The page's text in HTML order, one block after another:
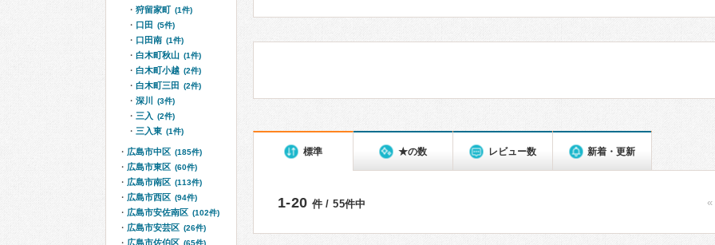
標準 ★の数 レビュー数 新着・更新
1-20 件 / 55件中
狩留家町 (1件)
口田 (5件)
口田南 (1件)
白木町秋山 (1件)
白木町小越 (2件)
白木町三田 (2件)
深川 (3件)
三入 (2件)
三入東 (1件)
広島市中区 (185件)
広島市東区 (60件)
広島市南区 (113件)
広島市西区 (94件)
広島市安佐南区 (102件)
広島市安芸区 (26件)
広島市佐伯区 (65件)